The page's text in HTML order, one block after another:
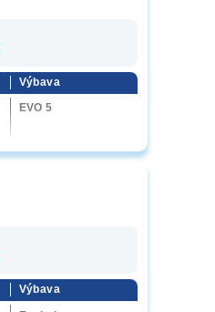
Výbava
EVO 5
Výbava